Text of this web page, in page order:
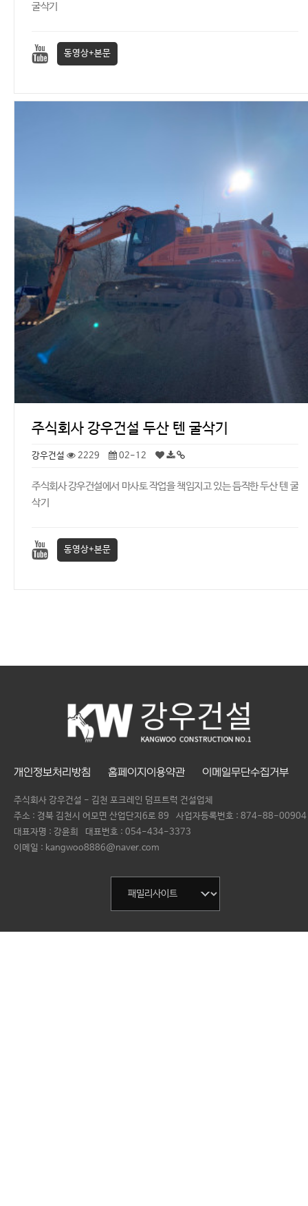
굴삭기
동영상+본문
주식회사 강우건설 두산 텐 굴삭기
강우건설 2229 02-12
주식회사 강우건설에서 마사토 작업을 책임지고 있는 듬직한 두산 텐 굴
삭기
동영상+본문
개인정보처리방침 홈페이지이용약관 이메일무단수집거부
주식회사 강우건설 - 김천 포크레인 덤프트럭 건설업체
주소 : 경북 김천시 어모면 산업단지6로 89
사업자등록번호 : 874-88-00904
대표자명 : 강윤희 대표번호 : 054-434-3373
이메일 : kangwoo8886@naver.com